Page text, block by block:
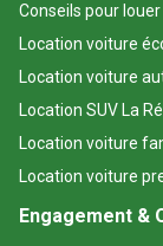
Conseils pour
Location voiture
Location voiture
Location SUV La
Location voiture
Location voiture
Engagement &